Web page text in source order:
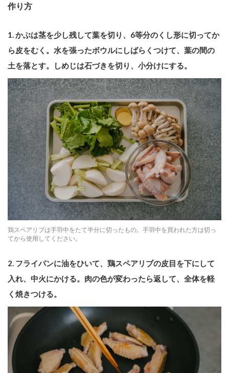
作り方
1. かぶは茎を少し残して葉を切り、6等分のくし形に切ってか
ら皮をむく。水を張ったボウルにしばらくつけて、葉の間の
土を落とす。しめじは石づきを切り、小分けにする。
鶏スペアリブは手羽中をたて半分に切ったもの。手羽中を買われた方は切っ
てから使用してください。
2. フライパンに油をひいて、鶏スペアリブの皮目を下にして
入れ、中火にかける。肉の色が変わったら返して、全体を軽
く焼きつける。